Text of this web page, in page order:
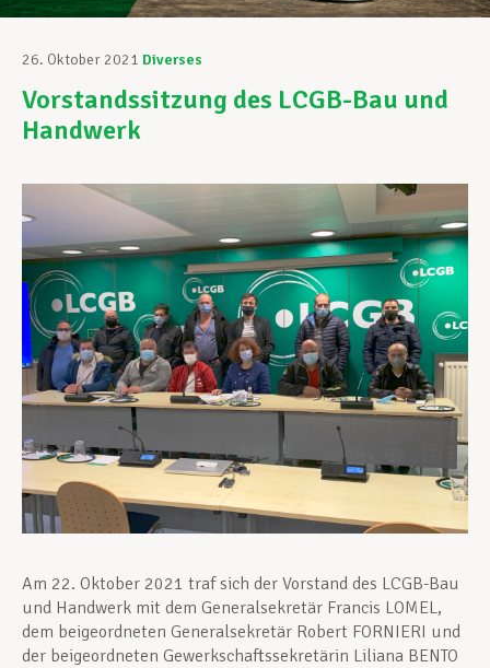
Unterstützung im Arbeitsalltag
Ihre Rechte
Unterstützung im Privatleben
Berufliche Weiterentwicklung
Mitglied werden
Aktuell
26. Oktober 2021 Diverses
Vorstandssitzung des LCGB-Bau und
Handwerk
Am 22. Oktober 2021 traf sich der Vorstand des LCGB-Bau
und Handwerk mit dem Generalsekretär Francis LOMEL,
dem beigeordneten Generalsekretär Robert FORNIERI und
der beigeordneten Gewerkschaftssekretärin Liliana BENTO